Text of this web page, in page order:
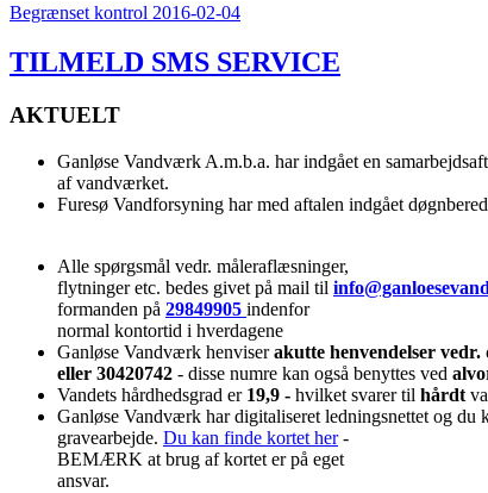
Begrænset kontrol 2016-02-04
TILMELD SMS SERVICE
AKTUELT
Ganløse Vandværk A.m.b.a. har indgået en
af vandværket.
Furesø Vandforsyning har med aftalen indgået
Alle spørgsmål vedr. måleraflæsninger,
flytninger etc. bedes givet på mail til
formanden på 29849905 indenfor
normal kontortid i hverdagene
Ganløse Vandværk henviserakutte henvendelser
eller 30420742 - disse numre kan også benyttes ved
Vandets hårdhedsgrad er 19,9 - hvilket svarer til hårdt
Ganløse Vandværk har digitaliseret ledningsnettet og du
gravearbejde. Du kan finde kortet her-
BEMÆRK at brug af kortet er på eget
ansvar.